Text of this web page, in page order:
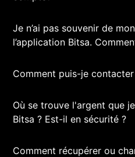
Je n’ai pas souvenir de
l’application Bitsa.
Comment puis-je
Où se trouve l'argent que
Bitsa ? Est-il en sécurité ?
Comment récupérer ou